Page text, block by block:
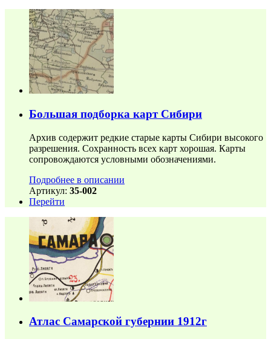
Большая подборка карт Сибири
Архив содержит редкие старые карты Сибири высокого
разрешения. Сохранность всех карт хорошая. Карты
сопровождаются условными обозначениями.
Подробнее в описании
Артикул: 35-002
Перейти
Атлас Самарской губернии 1912г